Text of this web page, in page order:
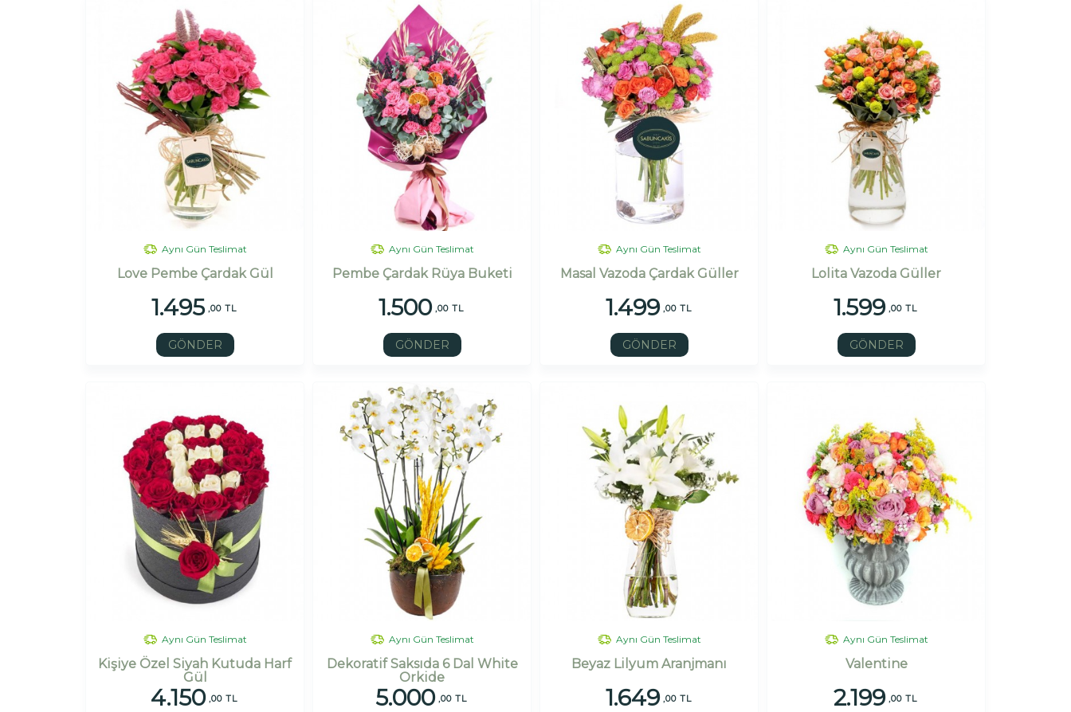
Aynı Gün Teslimat
Love Pembe Çardak Gül
1.495 ,00 TL
GÖNDER
Aynı Gün Teslimat
Pembe Çardak Rüya Buketi
1.500 ,00 TL
GÖNDER
Aynı Gün Teslimat
Masal Vazoda Çardak Güller
1.499 ,00 TL
GÖNDER
Aynı Gün Teslimat
Lolita Vazoda Güller
1.599 ,00 TL
GÖNDER
Aynı Gün Teslimat
Kişiye Özel Siyah Kutuda Harf
Gül
4.150 ,00 TL
Aynı Gün Teslimat
Dekoratif Saksıda 6 Dal White
Orkide
5.000 ,00 TL
Aynı Gün Teslimat
Beyaz Lilyum Aranjmanı
1.649 ,00 TL
Aynı Gün Teslimat
Valentine
2.199 ,00 TL